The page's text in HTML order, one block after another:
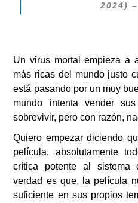
2024)
Un virus mortal empieza a
más ricas del mundo justo
está pasando por un muy
mundo intenta vender
sobrevivir, pero con razón,
Quiero empezar diciendo
película, absolutamente
crítica potente al sistema
verdad es que, la película
suficiente en sus propios